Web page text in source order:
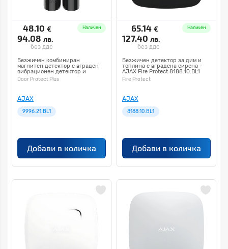
48.10 €
94.08 лв.
без ддс
Наличен
Безжичен комбиниран
магнитен детектор с вграден
вибрационен детектор и
акселерометър - AJAX Door
Protect Plus 9996.21.BL1
Door Protect Plus
AJAX
9996.21.BL1
Добави в количка
65.14 €
127.40 лв.
без ддс
Наличен
Безжичен детектор за дим и
топлина с вградена сирена -
AJAX Fire Protect 8188.10.BL1
Fire Protect
AJAX
8188.10.BL1
Добави в количка